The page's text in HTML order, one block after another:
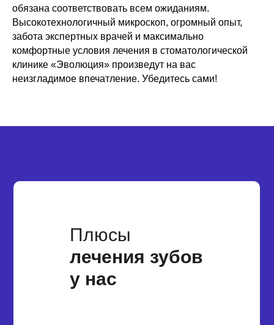
обязана соответствовать всем ожиданиям.
Высокотехнологичный микроскоп, огромный опыт,
забота экспертных врачей и максимально
комфортные условия лечения в стоматологической
клинике «Эволюция» произведут на вас
неизгладимое впечатление. Убедитесь сами!
Плюсы
лечения зубов
у нас